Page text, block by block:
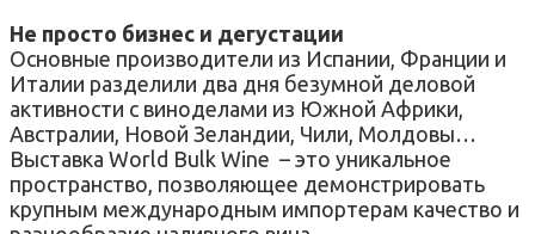
Не просто бизнес и дегустации
Основные производители из Испании, Франции и
Италии разделили два дня безумной деловой
активности с виноделами из Южной Африки,
Австралии, Новой Зеландии, Чили, Молдовы…
Выставка World Bulk Wine – это уникальное
пространство, позволяющее демонстрировать
крупным международным импортерам качество и